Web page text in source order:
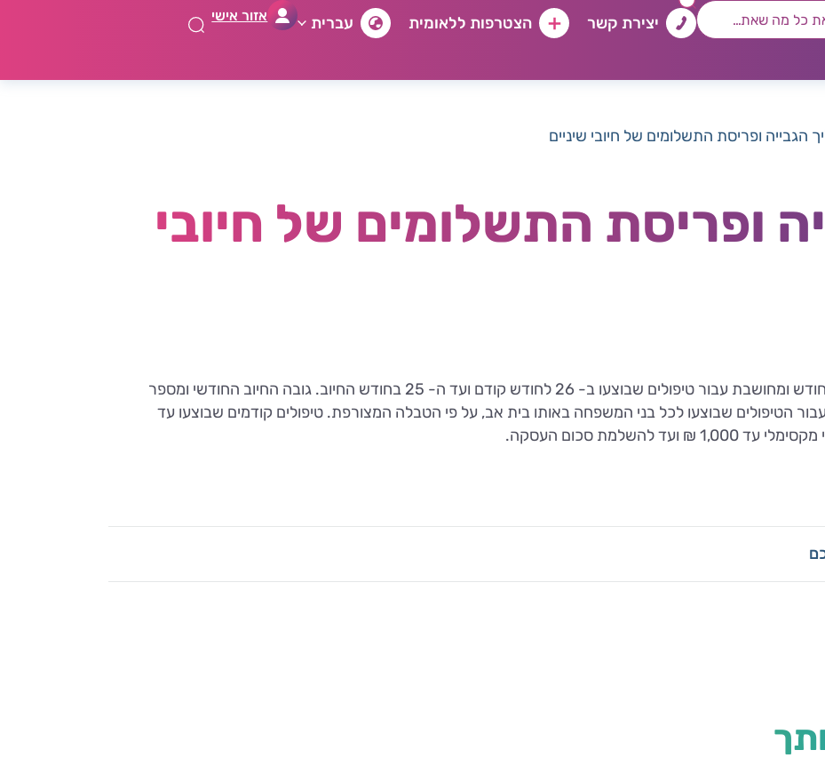
יצירת קשר הצטרפות ללאומית עברית אזור אישי
הגבייה ופריסת התשלומים של חיובי שיניים
ופריסת התשלומים של חיובי
הגבייה עבור טיפולי שיניים מבוצעת אחת לחודש ומחושבת עבור טיפולים שבוצעו ב- 26 לחודש קודם ועד ה- 25 בחודש החיוב. גובה החיוב החודשי ומספר
הטיפולים שבוצעו לכל בני המשפחה באותו בית אב, על פי הטבלה המצורפת. טיפולים קודמים שבוצעו עד